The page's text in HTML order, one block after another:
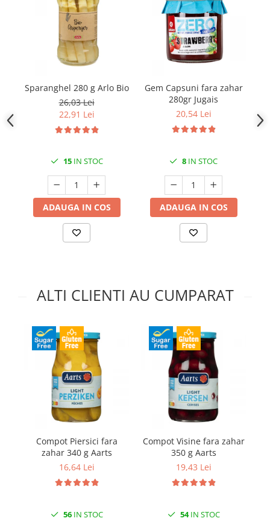
Sparanghel 280 g Arlo Bio
26,03 Lei
22,91 Lei
15IN STOC
ADAUGA IN COS
Gem Capsuni fara zahar
280gr Jugais
20,54 Lei
8 IN STOC
ADAUGA IN COS
ALTI CLIENTI AU CUMPARAT
Compot Piersici fara
zahar 340 g Aarts
16,64 Lei
56IN STOC
Compot Visine fara zahar
350 g Aarts
19,43 Lei
54IN STOC